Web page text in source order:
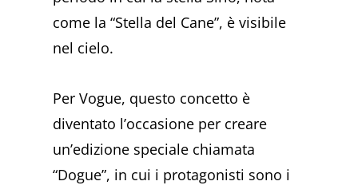
come la “Stella del Cane”, è visibile
nel cielo.
Per Vogue, questo concetto è
diventato l’occasione per creare
un’edizione speciale chiamata
“Dogue”, in cui i protagonisti sono i